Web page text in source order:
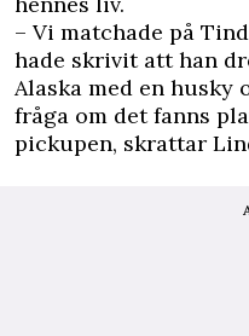
– Vi matchade på
hade skrivit att han
Alaska med en husky
fråga om det fanns
pickupen, skrattar